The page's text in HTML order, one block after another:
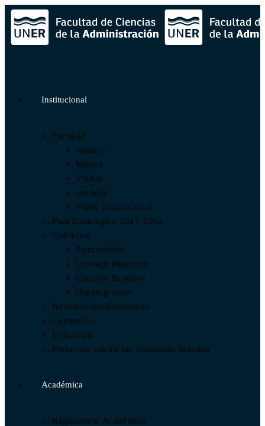
Institucional
Facultad
Valores
Misión
Visión
Historia
Video Institucional
Plan Estratégico 2017-2054
Gobierno
Autoridades
Consejo Directivo
Consejo Superior
Organigramas
Informes Institucionales
Convenios
Ubicación
Protocolo contra las violencias sexistas
Académica
Reglamento Académico